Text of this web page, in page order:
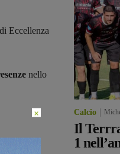
Eccellenza
nello
Calcio
Il
1
×